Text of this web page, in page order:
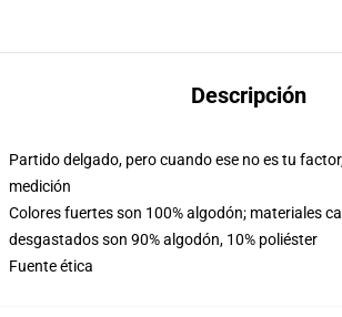
Descripción
Partido delgado, pero cuando ese no es tu
medición
Colores fuertes son 100% algodón; materiales
desgastados son 90% algodón, 10% poliéster
Fuente ética